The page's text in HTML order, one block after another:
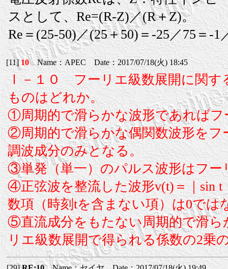
スとして、Re=(R-Z)／(R＋Z)。
Re＝(25-50)／(25＋50)＝-25／75＝-1
[11]10Name：APEC Date：2017/07/18(火) 18:45
Ⅰ－１０ フーリエ級数展開に関す
ものはどれか。
①周期的で滑らかな波形であればフ
②周期的で滑らかな偶関数波形をフ
調波成分のみとなる。
③単発（単一）のパルス波形はフー
④正弦波を整流した波形v(t)＝｜sin
数項（時刻tを含まない項）は0では
⑤直流成分をもたない周期的で滑ら
リエ級数展開で得られる係数の2乗